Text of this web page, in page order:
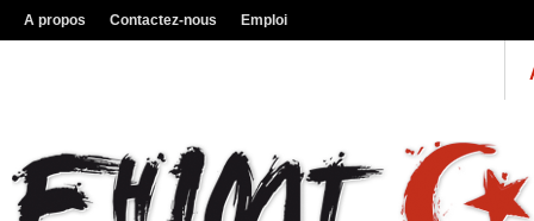
A propos Contactez-nous Emploi